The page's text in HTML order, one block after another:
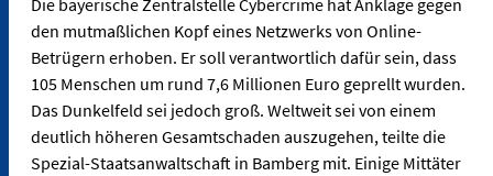
den mutmaßlichen Kopf eines Netzwerks von Online-
Betrügern erhoben. Er soll verantwortlich dafür sein, dass
105 Menschen um rund 7,6 Millionen Euro geprellt wurden.
Das Dunkelfeld sei jedoch groß. Weltweit sei von einem
deutlich höheren Gesamtschaden auszugehen, teilte die
Spezial-Staatsanwaltschaft in Bamberg mit. Einige Mittäter